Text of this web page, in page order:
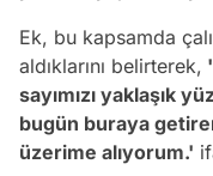
Ek, bu kapsamda
aldıklarını belirterek,
sayımızı yaklaşık
bugün buraya
üzerime alıyorum.'